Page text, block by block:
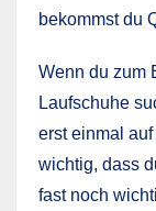
bekommst du
Wenn du zum
Laufschuhe
erst einmal
wichtig, dass
fast noch